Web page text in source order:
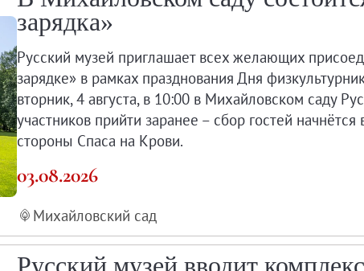
зарядка»
Русский музей приглашает всех желающих
зарядке» в рамках празднования Дня
вторник, 4 августа, в 10:00 в Михайловском саду
участников прийти заранее – сбор гостей
стороны Спаса на Крови.
03.08.2026
Михайловский сад